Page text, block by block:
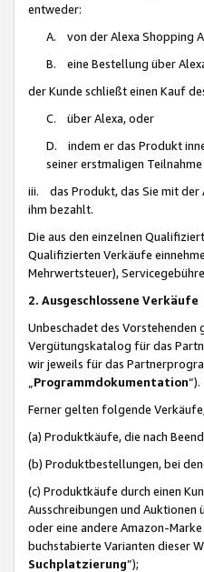
entweder:
A. von der Alexa Shopping
B. eine Bestellung über
der Kunde schließt einen Kauf
C. über Alexa, oder
D. indem er das Produkt
seiner erstmaligen
iii. das Produkt, das Sie mit der
ihm bezahlt.
Die aus den einzelnen
Qualifizierten Verkäufe
Mehrwertsteuer),
2. Ausgeschlossene Verkäufe
Unbeschadet des
Vergütungskatalog für das
wir jeweils für das
Programmdokumentation“).
Ferner gelten folgende
(a) Produktkäufe, die nach
(b) Produktbestellungen, bei
(c) Produktkäufe durch einen
Ausschreibungen und
oder eine andere Amazon-
buchstabierte Varianten dieser
Suchplatzierung”);